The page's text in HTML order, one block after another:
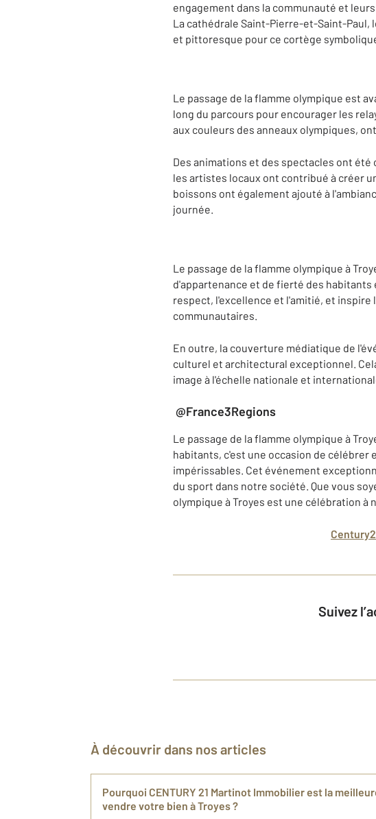
engagement dans la communauté et
La cathédrale Saint-Pierre-et-Saint-Paul,
et pittoresque pour ce cortège
Le passage de la flamme olympique est
long du parcours pour encourager les
aux couleurs des anneaux olympiques,
Des animations et des spectacles ont
les artistes locaux ont contribué à créer
boissons ont également ajouté à
journée.
Le passage de la flamme olympique à
d'appartenance et de fierté des habitants
respect, l'excellence et l'amitié, et
communautaires.
En outre, la couverture médiatique de
culturel et architectural exceptionnel.
image à l'échelle nationale et
@France3Regions
Le passage de la flamme olympique à
habitants, c'est une occasion de célébrer
impérissables. Cet événement
du sport dans notre société. Que vous
olympique à Troyes est une célébration à
Suivez
À découvrir dans nos articles
Pourquoi CENTURY 21 Martinot Immobilier est la
vendre votre bien à Troyes ?